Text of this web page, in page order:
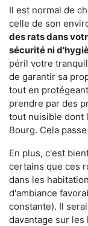
Il est normal de
celle de son
des rats dans
sécurité ni
péril votre
de garantir sa
tout en
prendre par des
tout nuisible dont
Bourg. Cela
En plus, c'est
certains que ces
dans les
d'ambiance
constante). Il
davantage sur